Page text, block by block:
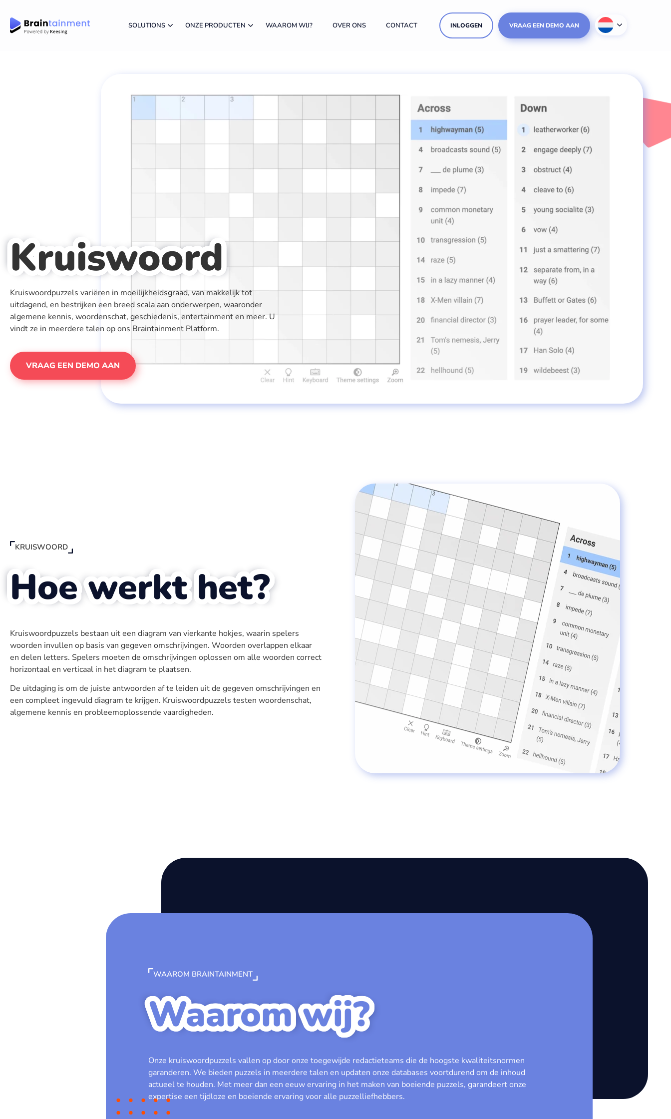
SOLUTIONS ONZE PRODUCTEN WAAROM WIJ? OVER ONS CONTACT INLOGGEN VRAAG EEN DEMO AAN
Kruiswoord
Kruiswoordpuzzels variëren in moeilijkheidsgraad, van makkelijk tot
uitdagend, en bestrijken een breed scala aan onderwerpen, waaronder
algemene kennis, woordenschat, geschiedenis, entertainment en meer. U
vindt ze in meerdere talen op ons Braintainment Platform.
VRAAG EEN DEMO AAN
KRUISWOORD
Hoe werkt het?
Kruiswoordpuzzels bestaan ​​uit een diagram van vierkante hokjes, waarin spelers
woorden invullen op basis van gegeven omschrijvingen. Woorden overlappen elkaar
en delen letters. Spelers moeten de omschrijvingen oplossen om alle woorden correct
horizontaal en verticaal in het diagram te plaatsen.
De uitdaging is om de juiste antwoorden af ​​te leiden uit de gegeven omschrijvingen en
een compleet ingevuld diagram te krijgen. Kruiswoordpuzzels testen woordenschat,
algemene kennis en probleemoplossende vaardigheden.
WAAROM BRAINTAINMENT
Waarom wij?
Onze kruiswoordpuzzels vallen op door onze toegewijde redactieteams die de hoogste kwaliteitsnormen
garanderen. We bieden puzzels in meerdere talen en updaten onze databases voortdurend om de inhoud
actueel te houden. Met meer dan een eeuw ervaring in het maken van boeiende puzzels, garandeert onze
expertise een tijdloze en boeiende ervaring voor alle puzzelliefhebbers.